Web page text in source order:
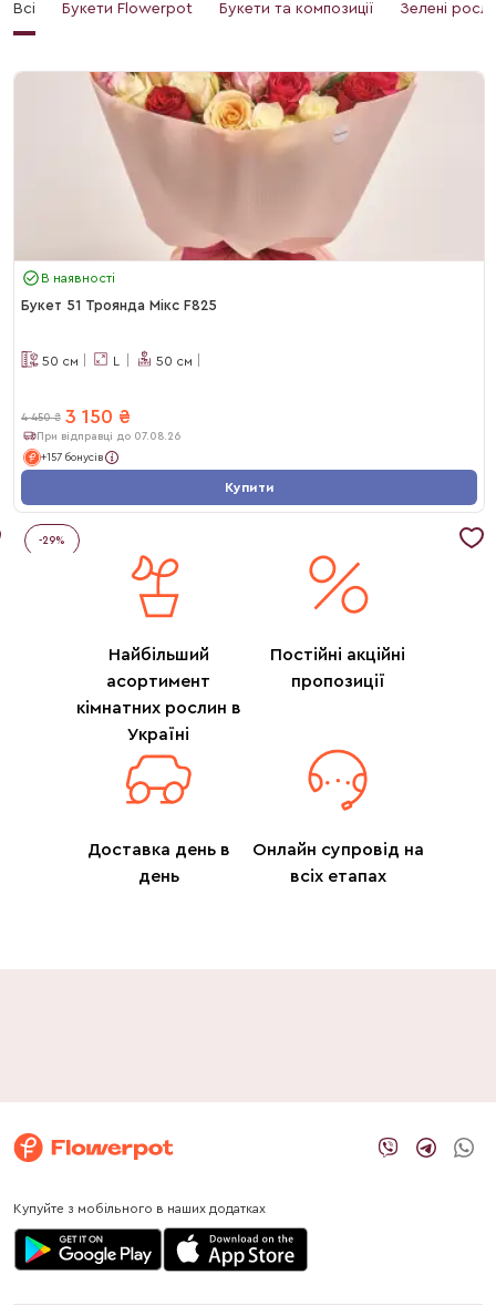
Всі Букети Flowerpot Букети та композиції Зелені
В наявності
Букет 51 Троянда Мікс F825
50 см L 50 см
4 450 ₴ 3 150 ₴
При відправці до 07.08.26
+157 бонусів
Купити
-29%
Найбільший
асортимент
кімнатних рослин в
Україні
Постійні акційні
пропозиції
Доставка день в
день
Онлайн супровід на
всіх етапах
Купуйте з мобільного в наших додатках